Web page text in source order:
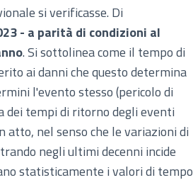
si verificasse. Di
- a parità di condizioni al
. Si sottolinea come il tempo di
ai danni che questo determina
l'evento stesso (pericolo di
dei tempi di ritorno degli eventi
atto, nel senso che le variazioni di
negli ultimi decenni incide
statisticamente i valori di tempo